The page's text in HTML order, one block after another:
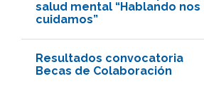
salud mental “Hablando nos
cuidamos”
Resultados convocatoria
Becas de Colaboración